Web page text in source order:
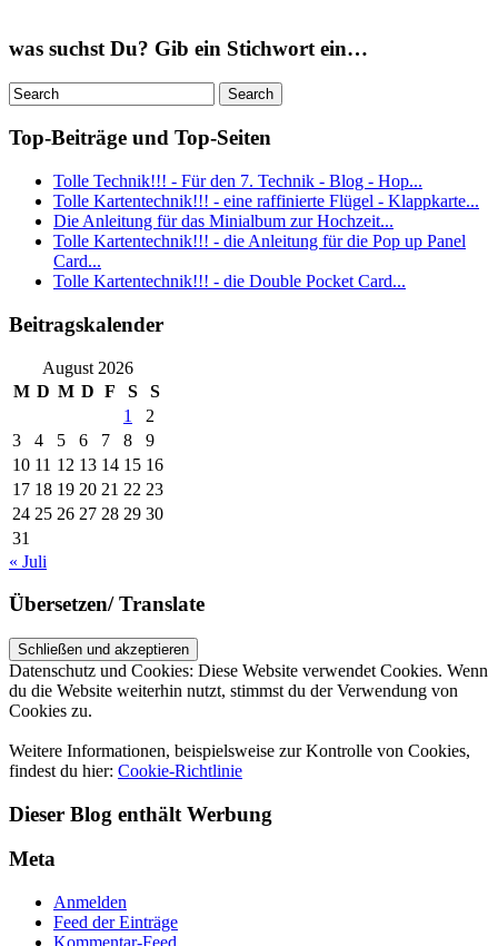
was suchst Du? Gib ein Stichwort ein…
Top-Beiträge und Top-Seiten
Tolle Technik!!! - Für den 7. Technik - Blog - Hop...
Tolle Kartentechnik!!! - eine raffinierte Flügel - Klappkarte...
Die Anleitung für das Minialbum zur Hochzeit...
Tolle Kartentechnik!!! - die Anleitung für die Pop up Panel
Card...
Tolle Kartentechnik!!! - die Double Pocket Card...
Beitragskalender
August 2026
M D M D F S
S
1
2
3
4 5 6 7 8
9
10 11 12 13 14 15 16
17 18 19 20 21 22 23
24 25 26 27 28 29 30
31
« Juli
Übersetzen/ Translate
Datenschutz und Cookies: Diese Website verwendet Cookies. Wenn
du die Website weiterhin nutzt, stimmst du der Verwendung von
Cookies zu.
Weitere Informationen, beispielsweise zur Kontrolle von Cookies,
findest du hier: Cookie-Richtlinie
Dieser Blog enthält Werbung
Meta
Anmelden
Feed der Einträge
Kommentar-Feed